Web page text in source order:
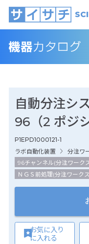
自動分注
96（2 ポジ
P1EPD1000121-1
ラボ自動化装置
分注ワ
96チャンネル(分注ワーク
ＮＧＳ前処理(分注ワーク
お気に入り
に入れる